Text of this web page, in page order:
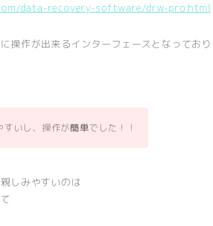
data-recovery-software/drw-pro.html
操作が出来るインターフェースとなっており
すいし、操作が簡単でした！！
しみやすいのは